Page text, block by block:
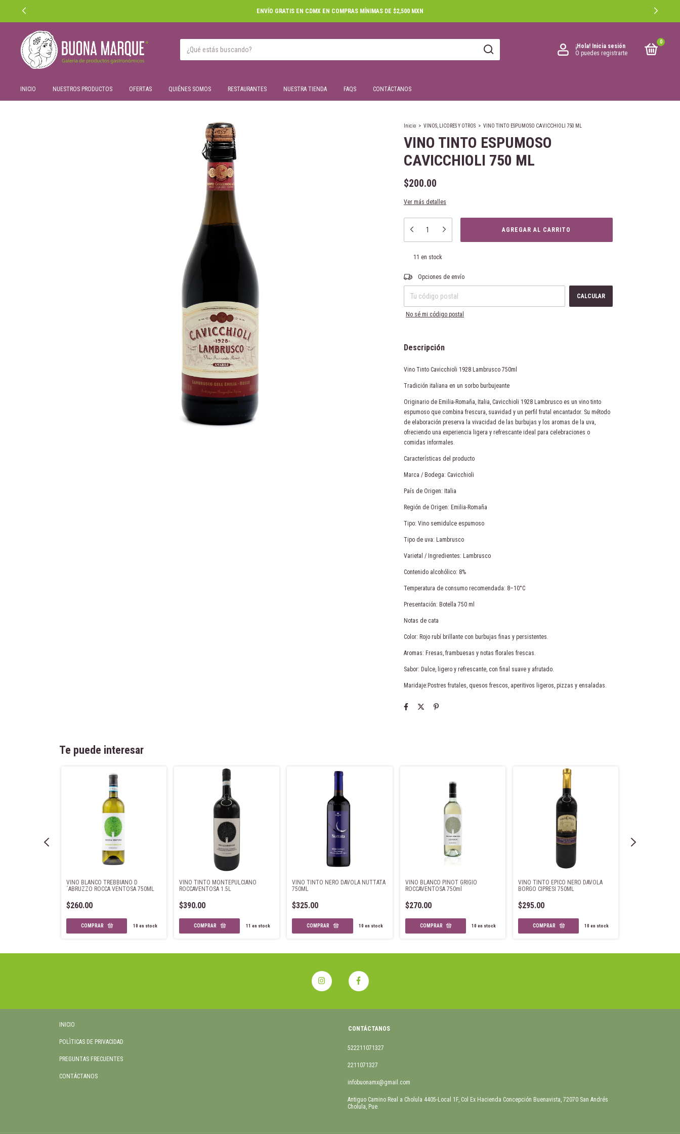
ENVÍO GRATIS EN CDMX EN COMPRAS MÍNIMAS DE $2,500 MXN
¡Hola! Inicia sesión
O puedes registrarte
0
INICIO NUESTROS PRODUCTOS OFERTAS QUIÉNES SOMOS RESTAURANTES NUESTRA TIENDA FAQS CONTÁCTANOS
Inicio > VINOS, LICORES Y OTROS > VINO TINTO ESPUMOSO CAVICCHIOLI 750 ML
VINO TINTO ESPUMOSO
CAVICCHIOLI 750 ML
$200.00
Ver más detalles
11 en stock
Entregas para el CP:
Opciones de envío
CALCULAR
No sé mi código postal
Descripción
Vino Tinto Cavicchioli 1928 Lambrusco 750ml
Tradición italiana en un sorbo burbujeante
Originario de Emilia-Romaña, Italia, Cavicchioli 1928 Lambrusco es un vino tinto
espumoso que combina frescura, suavidad y un perfil frutal encantador. Su método
de elaboración preserva la vivacidad de las burbujas y los aromas de la uva,
ofreciendo una experiencia ligera y refrescante ideal para celebraciones o
comidas informales.
Características del producto
Marca / Bodega: Cavicchioli
País de Origen: Italia
Región de Origen: Emilia-Romaña
Tipo: Vino semidulce espumoso
Tipo de uva: Lambrusco
Varietal / Ingredientes: Lambrusco
Contenido alcohólico: 8%
Temperatura de consumo recomendada: 8–10°C
Presentación: Botella 750 ml
Notas de cata
Color: Rojo rubí brillante con burbujas finas y persistentes.
Aromas: Fresas, frambuesas y notas florales frescas.
Sabor: Dulce, ligero y refrescante, con final suave y afrutado.
Maridaje:Postres frutales, quesos frescos, aperitivos ligeros, pizzas y ensaladas.
Te puede interesar
VINO BLANCO TREBBIANO D
´ABRUZZO ROCCA VENTOSA 750ML
$260.00
10 en stock
VINO TINTO MONTEPULCIANO
ROCCAVENTOSA 1.5L
$390.00
11 en stock
VINO TINTO NERO DAVOLA NUTTATA
750ML
$325.00
10 en stock
VINO BLANCO PINOT GRIGIO
ROCCAVENTOSA 750ml
$270.00
10 en stock
VINO TINTO EPICO NERO DAVOLA
BORGO CIPRESI 750ML
$295.00
10 en stock
INICIO
POLÌTICAS DE PRIVACIDAD
PREGUNTAS FRECUENTES
CONTÁCTANOS
CONTÁCTANOS
522211071327
2211071327
infobuonamx@gmail.com
Antiguo Camino Real a Cholula 4405-Local 1F, Col Ex Hacienda Concepción Buenavista, 72070 San Andrés
Cholula, Pue.